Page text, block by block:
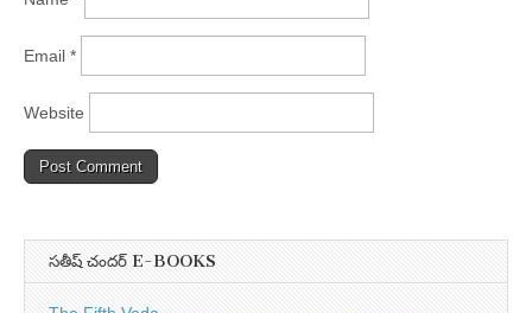
Email *
Website
సతీష్ చందర్ E-BOOKS